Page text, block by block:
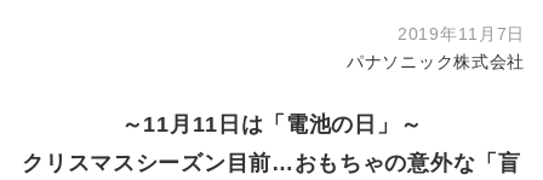
2019年11月7日
パナソニック株式会社
～11月11日は「電池の日」～
クリスマスシーズン目前…おもちゃの意外な「盲